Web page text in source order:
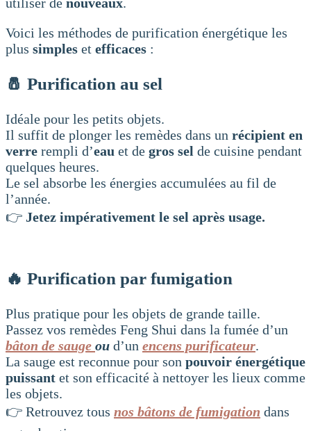
Voici les méthodes de purification énergétique les
plus simples et efficaces :
🧂 Purification au sel
Idéale pour les petits objets.
Il suffit de plonger les remèdes dans un récipient en
verre rempli d’eau et de gros sel de cuisine pendant
quelques heures.
Le sel absorbe les énergies accumulées au fil de
l’année.
👉 Jetez impérativement le sel après usage.
🔥 Purification par fumigation
Plus pratique pour les objets de grande taille.
Passez vos remèdes Feng Shui dans la fumée d’un
bâton de sauge ou d’un encens purificateur.
La sauge est reconnue pour son pouvoir énergétique
puissant et son efficacité à nettoyer les lieux comme
les objets.
👉 Retrouvez tous nos bâtons de fumigation dans